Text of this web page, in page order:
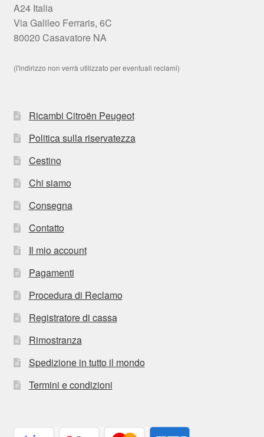
A24 Italia
Via Galileo Ferraris, 6C
80020 Casavatore NA
(l'indirizzo non verrà utilizzato per eventuali reclami)
Ricambi Citroën Peugeot
Politica sulla riservatezza
Cestino
Chi siamo
Consegna
Contatto
Il mio account
Pagamenti
Procedura di Reclamo
Registratore di cassa
Rimostranza
Spedizione in tutto il mondo
Termini e condizioni